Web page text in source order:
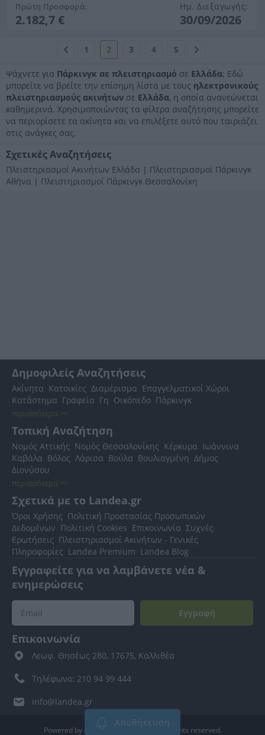
Πρώτη Προσφορά:
2.182,7 €
Ημ. Διεξαγωγής:
30/09/2026
1 2 3 4 5
Ψάχνετε για Πάρκινγκ σε πλειστηριασμό σε Ελλάδα; Εδώ
μπορείτε να βρείτε την επίσημη λίστα με τους ηλεκτρονικούς
πλειστηριασμούς ακινήτων σε Ελλάδα, η οποία ανανεώνεται
καθημερινά. Χρησιμοποιώντας τα φίλτρα αναζήτησης μπορείτε
να περιορίσετε τα ακίνητα και να επιλέξετε αυτό που ταιριάζει
στις ανάγκες σας.
Σχετικές Αναζητήσεις
Πλειστηριασμοί Ακινήτων Ελλάδα | Πλειστηριασμοί Πάρκινγκ
Αθήνα | Πλειστηριασμοί Πάρκινγκ Θεσσαλονίκη
Αποθήκευση
Δημοφιλείς Αναζητήσεις
Ακίνητα Κατοικίες Διαμέρισμα Επαγγελματικοί Χώροι
Κατάστημα Γραφεία Γη Οικόπεδο Πάρκινγκ
περισσότερα >>
Τοπική Αναζήτηση
Νομός Αττικής Νομός Θεσσαλονίκης Κέρκυρα Ιωάννινα
Καβάλα Βόλος Λάρισα Βούλα Βουλιαγμένη Δήμος
Διονύσου
περισσότερα >>
Σχετικά με το Landea.gr
Όροι Χρήσης Πολιτική Προστασίας Προσωπικών
Δεδομένων Πολιτική Cookies Επικοινωνία Συχνές
Ερωτήσεις Πλειστηριασμοί Ακινήτων - Γενικές
Πληροφορίες Landea Premium Landea Blog
Εγγραφείτε για να λαμβάνετε νέα &
ενημερώσεις
Εγγραφή
Επικοινωνία
Λεωφ. Θησέως 280, 17675, Καλλιθέα
Τηλέφωνο: 210 94 99 444
info@landea.gr
Powered by Newsphone Hellas SA. All rights reserved.